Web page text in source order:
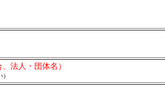
法人・団体名）